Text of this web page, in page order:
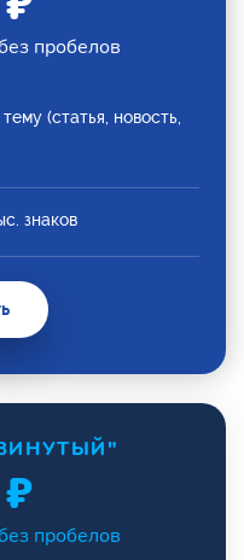
пробелов
(статья, новость,
знаков
пробелов